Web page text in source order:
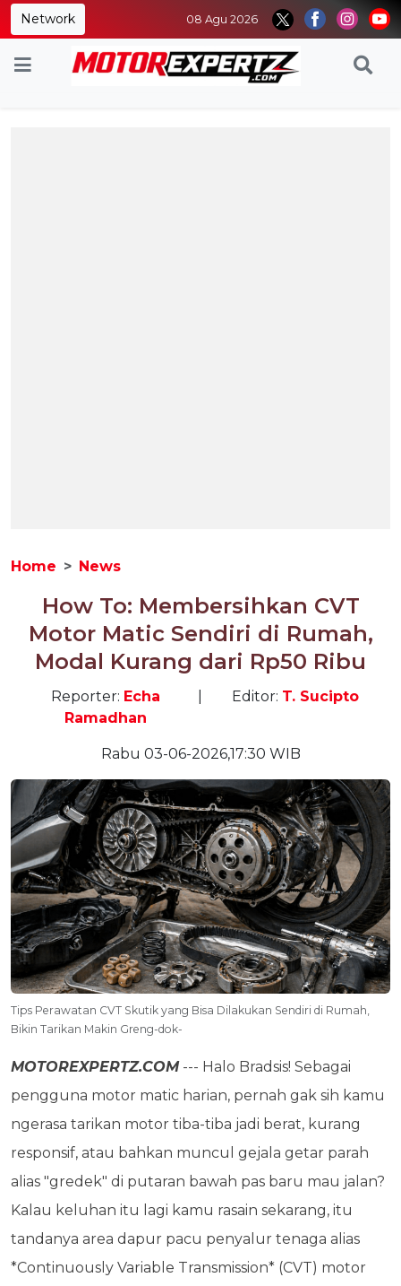
Network 08 Agu 2026
Home News
How To: Membersihkan CVT
Motor Matic Sendiri di Rumah,
Modal Kurang dari Rp50 Ribu
Reporter: Echa
Ramadhan
Editor: T. Sucipto
Rabu 03-06-2026,17:30 WIB
Tips Perawatan CVT Skutik yang Bisa Dilakukan Sendiri di Rumah,
Bikin Tarikan Makin Greng-dok-
MOTOREXPERTZ.COM--- Halo Bradsis! Sebagai
pengguna motor matic harian, pernah gak sih kamu
ngerasa tarikan motor tiba-tiba jadi berat, kurang
responsif, atau bahkan muncul gejala getar parah
alias "gredek" di putaran bawah pas baru mau jalan?
Kalau keluhan itu lagi kamu rasain sekarang, itu
tandanya area dapur pacu penyalur tenaga alias
*Continuously Variable Transmission* (CVT) motor